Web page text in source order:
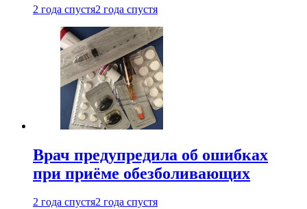
2 года спустя2 года спустя
Врач предупредила об ошибках
при приëме обезболивающих
2 года спустя2 года спустя